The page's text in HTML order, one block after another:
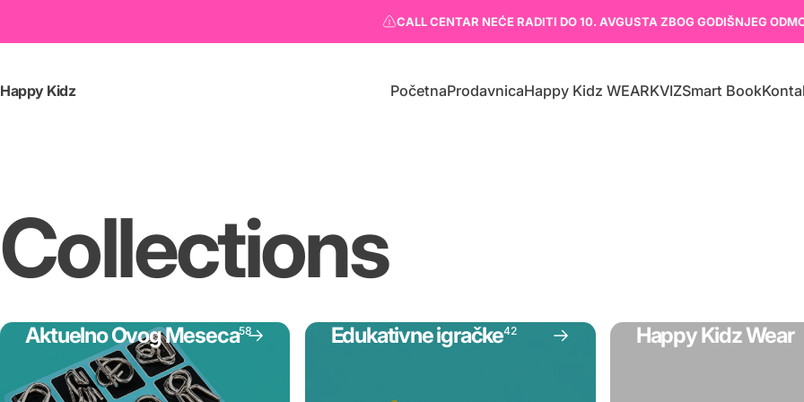
CALL CENTAR NEĆE RADITI DO 10. AVGUSTA ZBOG GODIŠNJEG
Happy Kidz PočetnaProdavnicaHappy Kidz WEARKVIZSmart Book
Collections
Aktuelno Ovog Meseca58 Edukativne igračke42 Happy Kidz Wear